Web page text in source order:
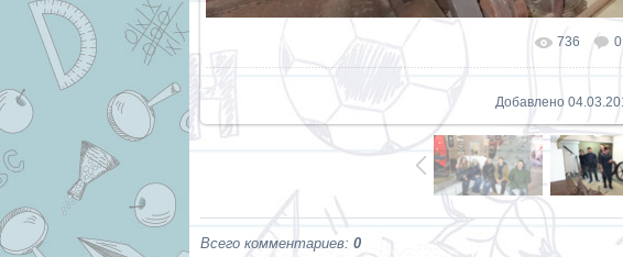
736 0
Добавлено
Всего комментариев: 0